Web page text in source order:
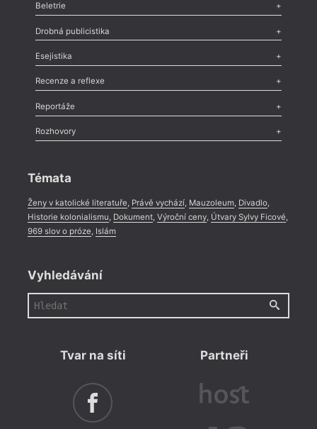
Beletrie
Poezie,Próza,Dokumenty
Drobná publicistika
Odlesk
Nekrolog,Glosa,Sloupek,Pozvánka,Literární soutěž,
Esejistika
Esej ,Pádlo,Úvaha
Recenze a reflexe
Recenze
Méně slov o próze,Celá rubrika
Reportáže
Literární zítřky
Celá rubrika
Rozhovory
Témata
Ženy v katolické literatuře, Právě vychází, Mauzoleum, Divadlo,
Historie kolonialismu, Dokument, Výroční ceny, Útvary Sylvy Ficové,
969 slov o próze, Islám
Vyhledávání
Tvar na síti Partneři